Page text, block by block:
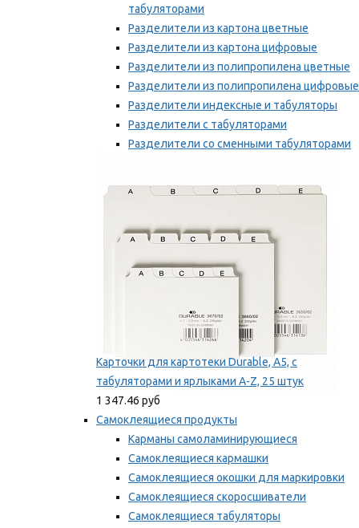
табуляторами
Разделители из картона цветные
Разделители из картона цифровые
Разделители из полипропилена цветные
Разделители из полипропилена цифровые
Разделители индексные и табуляторы
Разделители с табуляторами
Разделители со сменными табуляторами
Карточки для картотеки Durable, A5, с
табуляторами и ярлыками A-Z, 25 штук
1 347.46 руб
Самоклеящиеся продукты
Карманы самоламинирующиеся
Самоклеящиеся кармашки
Самоклеящиеся окошки для маркировки
Самоклеящиеся скоросшиватели
Самоклеящиеся табуляторы